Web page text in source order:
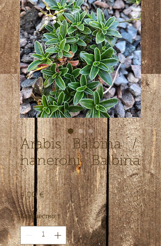
Arabis ´Balbina ´/
hanerohi ´Balbina
´
4,00 €Цена
Количество *